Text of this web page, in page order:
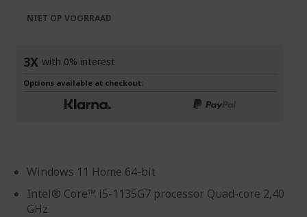
Windows 11 Home 64-bit
Intel® Core™ i5-1135G7 processor Quad-core 2,40
GHz
NIET OP VOORRAAD
3X with 0% interest
Options available at checkout: